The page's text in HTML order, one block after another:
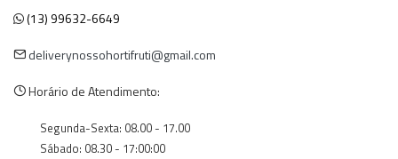
(13) 99632-6649
deliverynossohortifruti@gmail.com
Horário de Atendimento:
Segunda-Sexta: 08.00 - 17.00
Sábado: 08.30 - 17:00:00